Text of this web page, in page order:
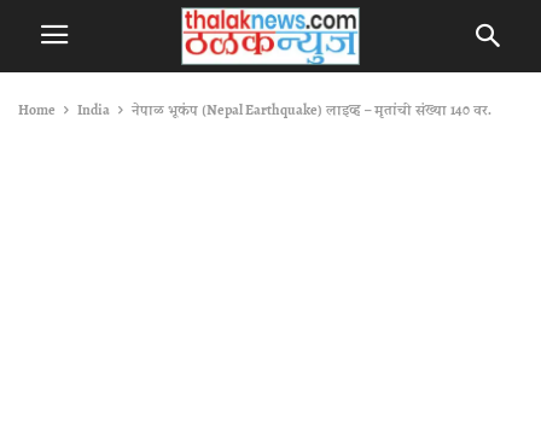
Home India नेपाळ भूकंप (Nepal Earthquake) लाइव्ह – मृतांची संख्या 140 वर.